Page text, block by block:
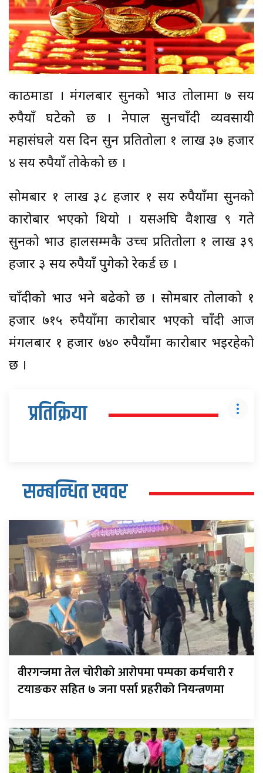
काठमाडौं । मंगलबार सुनको भाउ तोलामा ७ सय
रुपैयाँ घटेको छ । नेपाल सुनचाँदी व्यवसायी
महासंघले यस दिन सुन प्रतितोला १ लाख ३७ हजार
४ सय रुपैयाँ तोकेको छ ।
सोमबार १ लाख ३८ हजार १ सय रुपैयाँमा सुनको
कारोबार भएको थियो । यसअघि वैशाख ९ गते
सुनको भाउ हालसम्मकै उच्च प्रतितोला १ लाख ३९
हजार ३ सय रुपैयाँ पुगेको रेकर्ड छ ।
चाँदीको भाउ भने बढेको छ । सोमबार तोलाको १
हजार ७१५ रुपैयाँमा कारोबार भएको चाँदी आज
मंगलबार १ हजार ७४० रुपैयाँमा कारोबार भइरहेको
छ ।
प्रतिक्रिया
सम्बन्धित खवर
वीरगन्जमा तेल चोरीको आरोपमा पम्पका कर्मचारी र
टयाङकर सहित ७ जना पर्सा प्रहरीको नियन्त्रणमा